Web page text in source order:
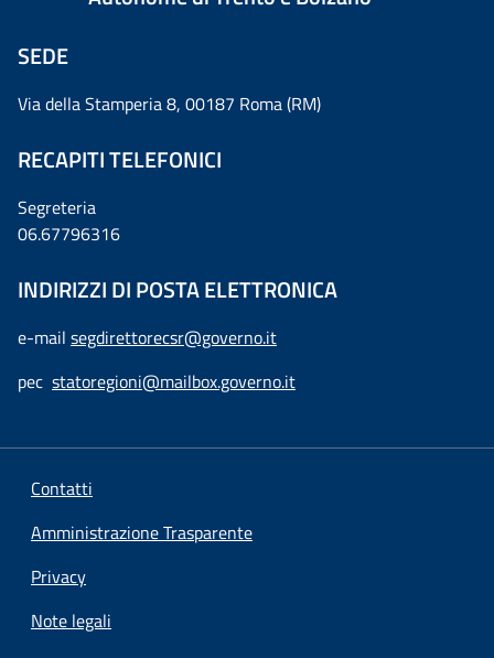
SEDE
Via della Stamperia 8, 00187 Roma (RM)
RECAPITI TELEFONICI
Segreteria
06.67796316
INDIRIZZI DI POSTA ELETTRONICA
e-mail segdirettorecsr@governo.it
pec statoregioni@mailbox.governo.it
Contatti
Amministrazione Trasparente
Privacy
Note legali